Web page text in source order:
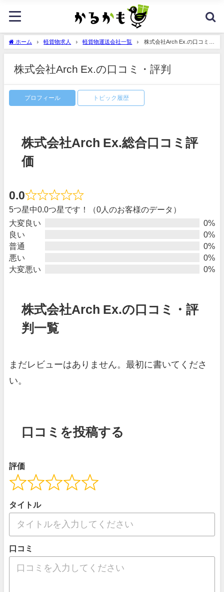
ホーム 軽貨物求人 軽貨物運送会社一覧
株式会社Arch Ex.の口コミ・
評判
株式会社Arch Ex.の口コミ・評判
プロフィール トピック履歴
株式会社Arch Ex.総合口コミ評
価
0.0
5つ星中0.0つ星です！（0人のお客様のデータ）
大変良い
0%
良い
0%
普通
0%
悪い
0%
大変悪い
0%
株式会社Arch Ex.の口コミ・評
判一覧
まだレビューはありません。最初に書いてくださ
い。
口コミを投稿する
評価
タイトル
口コミ